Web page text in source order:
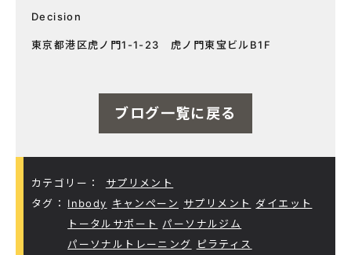
Decision
東京都港区虎ノ門1-1-23 虎ノ門東宝ビルB1F
ブログ一覧に戻る
カテゴリー：
サプリメント
タグ：
Inbody キャンペーン サプリメント
ダイエット
トータルサポート
パーソナルジム
パーソナルトレーニング
ピラティス